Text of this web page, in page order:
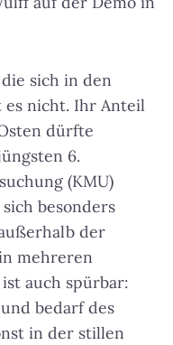
sich in den
es nicht. Ihr Anteil
dürfte
6.
(KMU)
besonders
der
mehreren
auch spürbar:
bedarf des
in der stillen